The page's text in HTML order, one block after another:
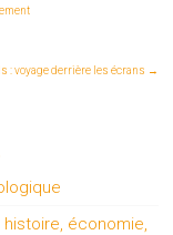
: voyage derrière les écrans →
économie,